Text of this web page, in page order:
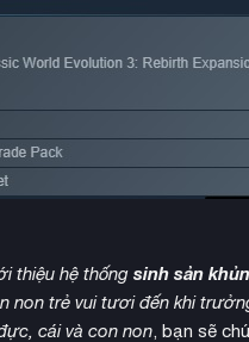
thiệu hệ thống sinh sản
non trẻ vui tươi đến khi
cái và con non, bạn sẽ